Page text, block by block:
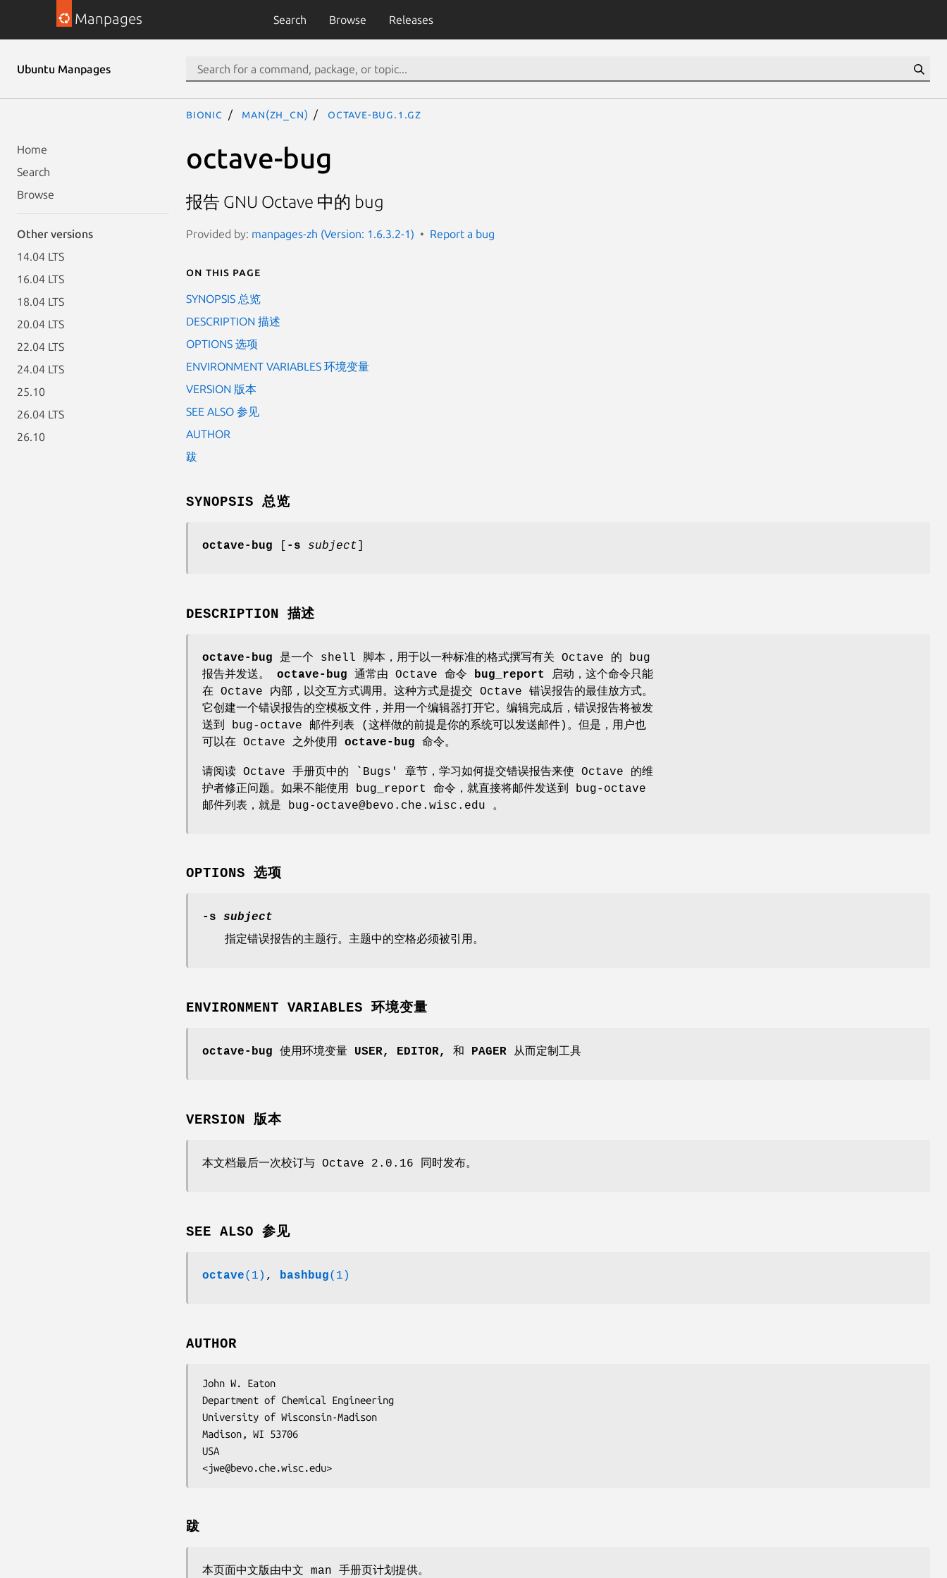
Manpages Search Browse Releases
Ubuntu Manpages
Home
Search
Browse
Other versions
14.04 LTS
16.04 LTS
18.04 LTS
20.04 LTS
22.04 LTS
24.04 LTS
25.10
26.04 LTS
26.10
bionic man(zh_CN) octave-bug.1.gz
octave-bug
报告 GNU Octave 中的 bug
Provided by: manpages-zh (Version: 1.6.3.2-1) Report a bug
On this page
SYNOPSIS 总览
DESCRIPTION 描述
OPTIONS 选项
ENVIRONMENT VARIABLES 环境变量
VERSION 版本
SEE ALSO 参见
AUTHOR
跋
SYNOPSIS 总览
octave-bug -s subject
DESCRIPTION 描述
octave-bug 是一个 shell 脚本，用于以一种标准的格式撰写有关 Octave 的 bug
报告并发送。 octave-bug 通常由 Octave 命令 bug_report
启动，这个命令只能
在 Octave 内部，以交互方式调用。这种方式是提交 Octave 错误报告的最佳放方式。
它创建一个错误报告的空模板文件，并用一个编辑器打开它。编辑完成后，错误报告将被发
送到 bug-octave 邮件列表 (这样做的前提是你的系统可以发送邮件)。但是，用户也
可以在 Octave 之外使用 octave-bug 命令。
请阅读 Octave 手册页中的 `Bugs' 章节，学习如何提交错误报告来使 Octave 的维
护者修正问题。如果不能使用 bug_report 命令，就直接将邮件发送到 bug-octave
邮件列表，就是 bug-octave@bevo.che.wisc.edu 。
OPTIONS 选项
-s subject
指定错误报告的主题行。主题中的空格必须被引用。
ENVIRONMENT VARIABLES 环境变量
octave-bug 使用环境变量 USER, EDITOR, 和 PAGER 从而定制工具
VERSION 版本
本文档最后一次校订与 Octave 2.0.16 同时发布。
SEE ALSO 参见
octave(1) , bashbug(1)
AUTHOR
John W. Eaton
Department of Chemical Engineering
University of Wisconsin-Madison
Madison, WI 53706
USA
<jwe@bevo.che.wisc.edu>
跋
本页面中文版由中文 man 手册页计划提供。